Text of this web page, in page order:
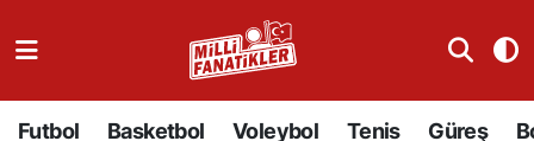
Futbol Basketbol Voleybol Tenis Güreş